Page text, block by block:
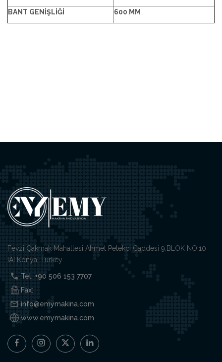
BANT GENİŞLİĞİ 600 MM
Fevzi Çakmak Mahallesi Ahmet Petekci Caddesi 9.BLOK NO:10
IAI Konya, Turkey
Tel: +90 506 153 7707
Fax:
info@emymakina.com
www.emymakina.com